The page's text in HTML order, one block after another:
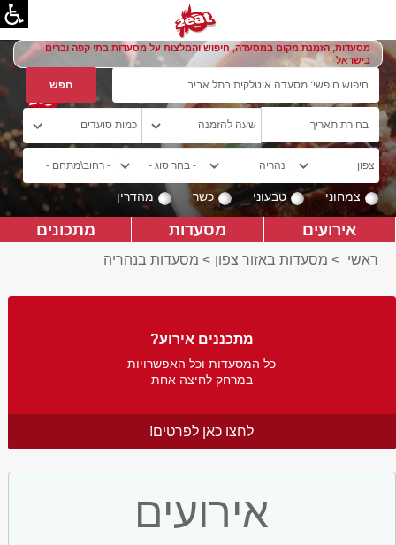
מסעדות, הזמנת מקום במסעדה, חיפוש והמלצות על מסעדות בתי קפה וברים
בישראל
צמחוני טבעוני כשר מהדרין
אירועים מסעדות מתכונים
ראשי > מסעדות באזור צפון > מסעדות בנהריה
מתכננים אירוע?
כל המסעדות וכל האפשרויות
במרחק לחיצה אחת
לחצו כאן לפרטים!
אירועים